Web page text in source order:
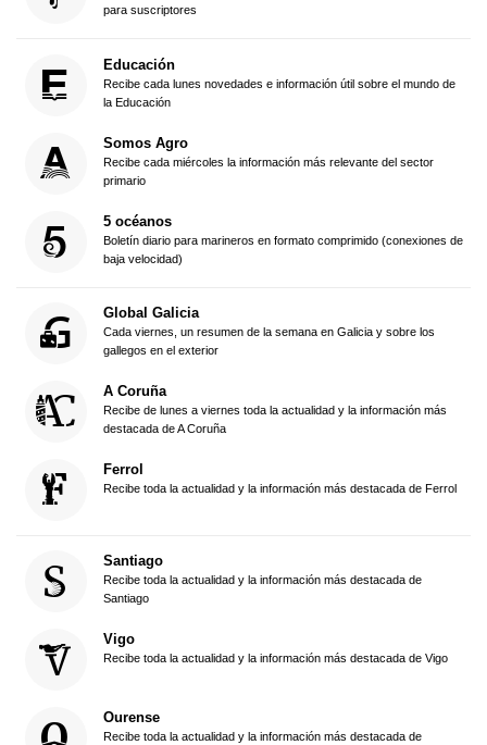
para suscriptores
Educación
Recibe cada lunes novedades e información útil sobre el mundo de
la Educación
Somos Agro
Recibe cada miércoles la información más relevante del sector
primario
5 océanos
Boletín diario para marineros en formato comprimido (conexiones de
baja velocidad)
Global Galicia
Cada viernes, un resumen de la semana en Galicia y sobre los
gallegos en el exterior
A Coruña
Recibe de lunes a viernes toda la actualidad y la información más
destacada de A Coruña
Ferrol
Recibe toda la actualidad y la información más destacada de Ferrol
Santiago
Recibe toda la actualidad y la información más destacada de
Santiago
Vigo
Recibe toda la actualidad y la información más destacada de Vigo
Ourense
Recibe toda la actualidad y la información más destacada de